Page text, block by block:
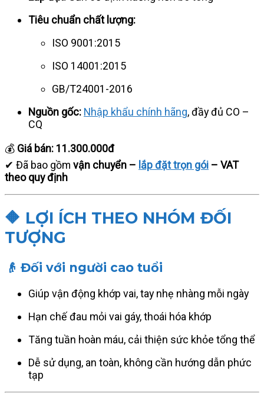
Tiêu chuẩn chất lượng:
ISO 9001:2015
ISO 14001:2015
GB/T24001-2016
Nguồn gốc: Nhập khẩu chính hãng, đầy đủ CO –
CQ
💰 Giá bán: 11.300.000đ
✔ Đã bao gồm vận chuyển – lắp đặt trọn gói – VAT
theo quy định
🔶 LỢI ÍCH THEO NHÓM ĐỐI
TƯỢNG
👴 Đối với người cao tuổi
Giúp vận động khớp vai, tay nhẹ nhàng mỗi ngày
Hạn chế đau mỏi vai gáy, thoái hóa khớp
Tăng tuần hoàn máu, cải thiện sức khỏe tổng thể
Dễ sử dụng, an toàn, không cần hướng dẫn phức
tạp